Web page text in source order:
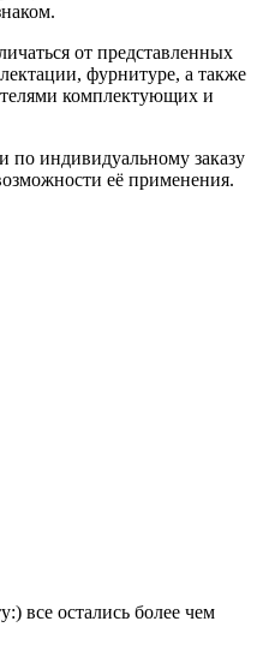
от представленных
фурнитуре, а также
комплектующих и
по индивидуальному заказу
её применения.
все остались более чем